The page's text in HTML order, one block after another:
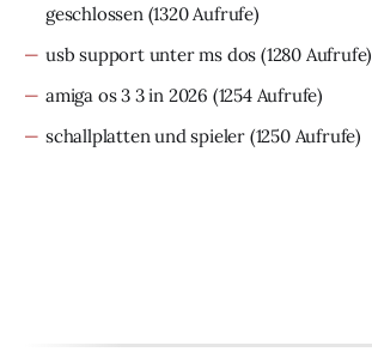
geschlossen(1320 Aufrufe)
usb support unter ms dos (1280 Aufrufe)
amiga os 3 3 in 2026 (1254 Aufrufe)
schallplatten und spieler (1250 Aufrufe)